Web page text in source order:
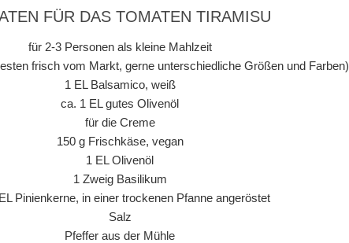
FÜR DAS TOMATEN TIRAMISU
für 2-3 Personen als kleine Mahlzeit
frisch vom Markt, gerne unterschiedliche Größen und Farben)
1 EL Balsamico, weiß
ca. 1 EL gutes Olivenöl
für die Creme
150 g Frischkäse, vegan
1 EL Olivenöl
1 Zweig Basilikum
Pinienkerne, in einer trockenen Pfanne angeröstet
Salz
Pfeffer aus der Mühle